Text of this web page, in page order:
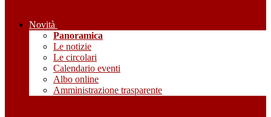
Novità
Panoramica
Le notizie
Le circolari
Calendario eventi
Albo online
Amministrazione trasparente